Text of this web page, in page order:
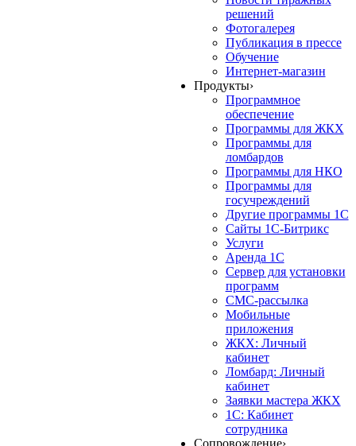
решений
Фотогалерея
Публикация в прессе
Обучение
Интернет-магазин
Продукты›
Программное
обеспечение
Программы для ЖКХ
Программы для
ломбардов
Программы для НКО
Программы для
госучреждений
Другие программы 1С
Сайты 1С-Битрикс
Услуги
Аренда 1С
Сервер для установки
программ
СМС-рассылка
Мобильные
приложения
ЖКХ: Личный
кабинет
Ломбард: Личный
кабинет
Заявки мастера ЖКХ
1С: Кабинет
сотрудника
Сопровождение›